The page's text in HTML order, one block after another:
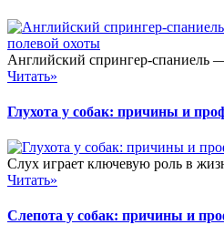
Английский спрингер-спаниель
Читать»
Глухота у собак: причины и
Слух играет ключевую роль в
Читать»
Слепота у собак: причины и